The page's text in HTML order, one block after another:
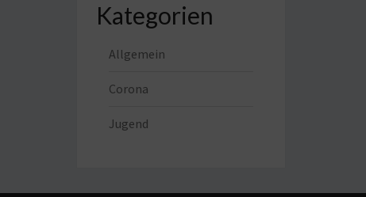
Kategorien
Allgemein
Corona
Jugend